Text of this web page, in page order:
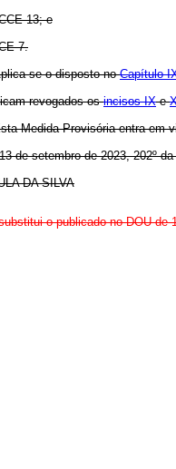
13; e
7.
se o disposto noCapítulo
revogados osincisos IXe
Medida Provisória entra em
de setembro de 2023, 202º
DA SILVA
o publicado no DOU de